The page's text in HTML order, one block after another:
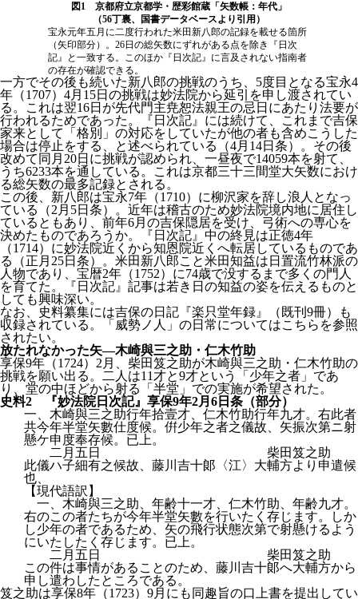
図1 京都府立京都学・歴彩館蔵「矢数帳：年代」
（56丁裏、国書データベースより引用）
宝永元年五月に二度行われた米田新八郎の記録を載せる箇所
（矢印部分）。26日の総矢数にずれがある点を除き『日次
記』と一致する。このほか『日次記』に言及されない指南者
の存在が確認できる。
一方でその後も続いた新八郎の挑戦のうち、5度目となる宝永4
年（1707）4月15日の挑戦は妙法院から延引を申し渡されてい
る。これは翌16日が先代門主尭恕法親王の忌日にあたり法要が
行われるためであった。『日次記』には続けて、これまで吉保
家来として「格別」の対応をしていたが他の者も含めこうした
場合は停止をする、と述べられている（4月14日条）。その後
改めて同月20日に挑戦が認められ、一昼夜で14059本を射て、
うち6233本を通している。これは京都三十三間堂大矢数におけ
る総矢数の最多記録とされる。
この後、新八郎は宝永7年（1710）に柳沢家を辞し浪人となっ
ている（2月5日条）。近年は稽古のため妙法院境内地に居住し
ているともあり、前年6月の吉保隠居を受け、弓術への専心を
決めたものであろうか。『日次記』中の終見は正徳4年
（1714）に妙法院近くから知恩院近くへ転居しているものであ
る（正月25日条）。米田新八郎こと米田知益は日置流竹林派の
人物であり、宝暦2年（1752）に74歳で没するまで多くの門人
を育てた。『日次記』記事は若き日の知益の姿を伝えるものと
しても興味深い。
なお、史料纂集には吉保の日記『楽只堂年録』（既刊9冊）も
収録されている。「威勢ノ人」の日常についてはこちらを参照
されたい。
放たれなかった矢―木崎與三之助・仁木竹助
享保9年（1724）2月、柴田笈之助が木崎與三之助・仁木竹助の
挑戦を願い出る。二人は11才と9才という「少年之者」であ
り、堂の中ほどから射る「半堂」での実施が希望された。
史料2 『妙法院日次記』享保9年2月6日条（部分）
一、木崎與三之助行年拾壹才、仁木竹助行年九才。右此者
共今年半堂矢數仕度候。倂少年之者之儀故、矢振次第ニ射
懸ケ申度奉存候。已上。
二月五日 柴田笈之助
此儀ハ子細有之候故、藤川吉十郞〈江〉大輔方より申遣候
也、
【現代語訳】
一、木崎與三之助、年齢十一才、仁木竹助、年齢九才。
右のこの者たちが今年半堂矢數を行いたく存じます。しか
し少年の者であるため、矢の飛行状態次第で射懸けるよう
にいたしたく存じます。已上。
二月五日 柴田笈之助
この件は事情があることのため、藤川吉十郞へ大輔方から
申し遣わしたところである。
笈之助は享保8年（1723）9月にも同趣旨の口上書を提出してい